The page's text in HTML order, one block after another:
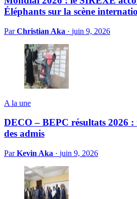
Éléphants sur la scène
ParChristian Aka · juin 9, 2026
A la une
DECO – BEPC résultats 2026
des admis
ParKevin Aka · juin 9, 2026